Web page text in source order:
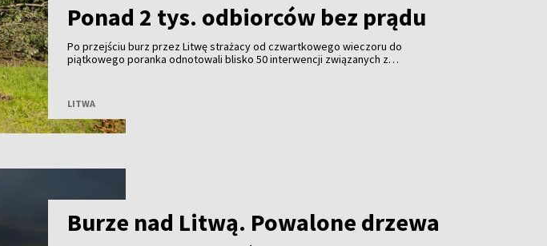
Ponad 2 tys. odbiorców bez prądu
Po przejściu burz przez Litwę strażacy od czwartkowego wieczoru do
piątkowego poranka odnotowali blisko 50 interwencji związanych z
LITWA
Burze nad Litwą. Powalone drzewa